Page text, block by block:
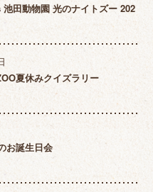
田動物園 光のナイトズー 202
夏休みクイズラリー
お誕生日会